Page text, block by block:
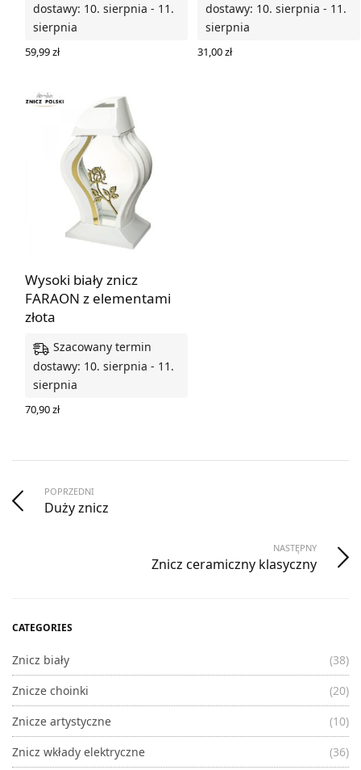
dostawy: 10. sierpnia - 11.
sierpnia
59,99zł
dostawy: 10. sierpnia - 11.
sierpnia
31,00zł
Wysoki biały znicz
FARAON z elementami
złota
Szacowany termin
dostawy: 10. sierpnia - 11.
sierpnia
70,90zł
POPRZEDNI
Duży znicz
NASTĘPNY
Znicz ceramiczny klasyczny
CATEGORIES
Znicz biały
(38)
Znicze choinki
(20)
Znicze artystyczne
(10)
Znicz wkłady elektryczne
(36)